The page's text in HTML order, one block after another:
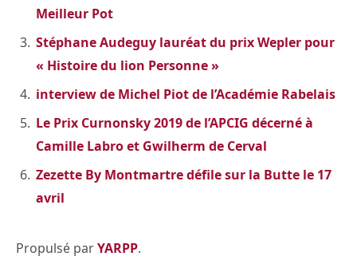
Meilleur Pot
Stéphane Audeguy lauréat du prix Wepler pour
« Histoire du lion Personne »
interview de Michel Piot de l’Académie Rabelais
Le Prix Curnonsky 2019 de l’APCIG décerné à
Camille Labro et Gwilherm de Cerval
Zezette By Montmartre défile sur la Butte le 17
avril
Propulsé parYARPP.